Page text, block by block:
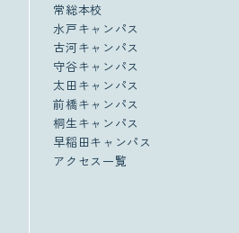
常総本校
水戸キャンパス
古河キャンパス
守谷キャンパス
太田キャンパス
前橋キャンパス
桐生キャンパス
早稲田キャンパス
アクセス一覧